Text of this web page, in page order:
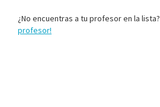
¿No encuentras a tu profesor en la lista?
profesor!